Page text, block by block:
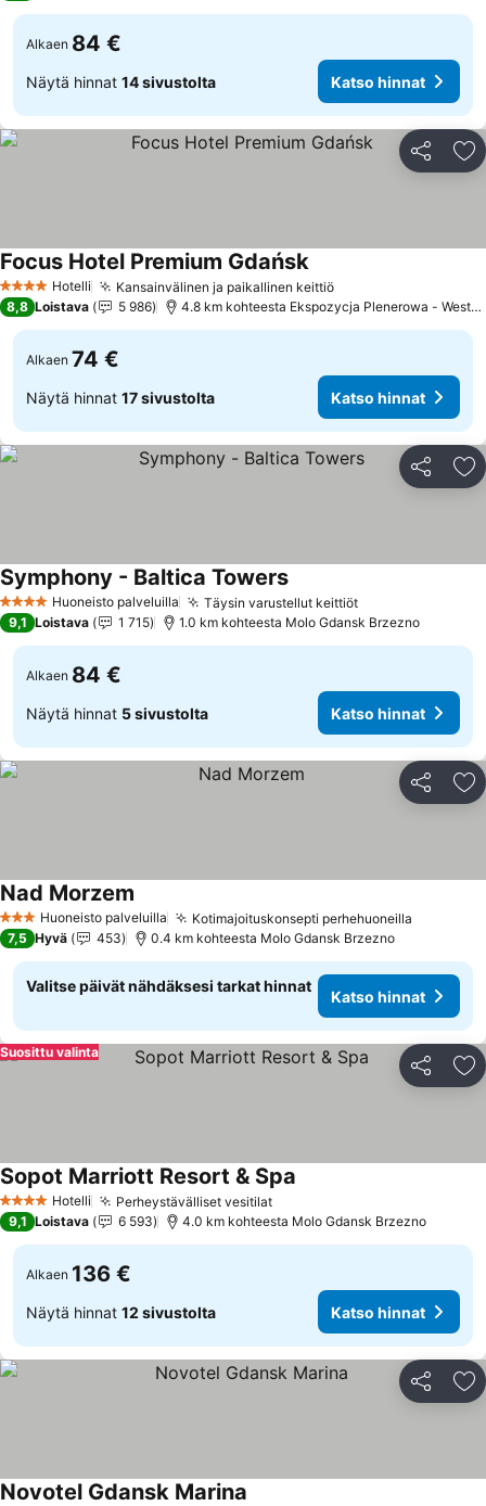
Alkaen 84 €
Näytä hinnat 14 sivustolta Katso hinnat
Jaa
4 Tähtiluokitus
Hotelli Kansainvälinen ja paikallinen keittiöKatso hinnat
Focus Hotel Premium GdańskKatso hinnat
8,8 Loistava 5 986 4.8 km kohteesta Ekspozycja Plenerowa -
Alkaen 74 €
Näytä hinnat 17 sivustolta Katso hinnat
Jaa
4 TähtiluokitusHuoneisto palveluilla Täysin varustellut keittiötKatso hinnat
Symphony - Baltica TowersKatso hinnat
9,1 Loistava 1 715 1.0 km kohteesta Molo Gdansk Brzezno
Alkaen 84 €
Näytä hinnat 5 sivustolta Katso hinnat
Jaa
3 Tähtiluokitus
Huoneisto palveluilla Kotimajoituskonsepti perhehuoneilla
Nad Morzem
7,5 Hyvä 453 0.4 km kohteesta Molo Gdansk Brzezno
Valitse päivät nähdäksesi tarkat hinnat
Katso hinnat
Jaa
Suosittu valinta
4 Tähtiluokitus
Hotelli Perheystävälliset vesitilatKatso hinnat
Sopot Marriott Resort & Spa
9,1 Loistava 6 593 4.0 km kohteesta Molo Gdansk Brzezno
Alkaen 136 €
Näytä hinnat 12 sivustolta Katso hinnat
Jaa
Novotel Gdansk Marina